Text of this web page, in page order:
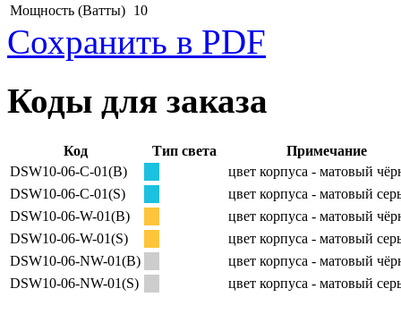
Мощность (Ватты) 10
Сохранить в PDF
Коды для заказа
Код Тип света
Примечание
DSW10-06-C-01(B)
цвет корпуса - матовый
DSW10-06-C-01(S)
цвет корпуса - матовый
DSW10-06-W-01(B)
цвет корпуса - матовый
DSW10-06-W-01(S)
цвет корпуса - матовый
DSW10-06-NW-01(B)
цвет корпуса - матовый
DSW10-06-NW-01(S)
цвет корпуса - матовый